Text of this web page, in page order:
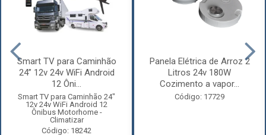
Smart TV para Caminhão
24” 12v 24v WiFi Android
12 Ôni...
Smart TV para Caminhão 24"
12v 24v WiFi Android 12
Ônibus Motorhome -
Climatizar
Código: 18242
Panela Elétrica de Arroz 2
Litros 24v 180W
Cozimento a vapor...
Código: 17729